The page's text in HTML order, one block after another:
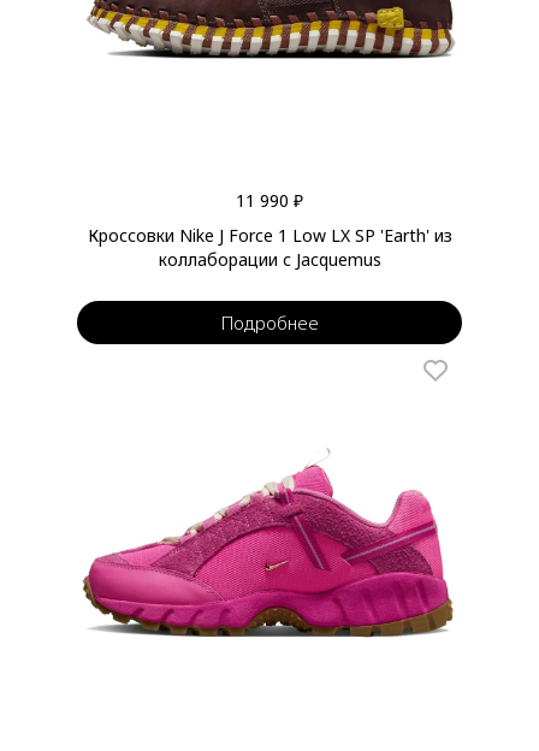
11 990 ₽
Кроссовки Nike J Force 1 Low LX SP 'Earth' из
коллаборации с Jacquemus
Подробнее